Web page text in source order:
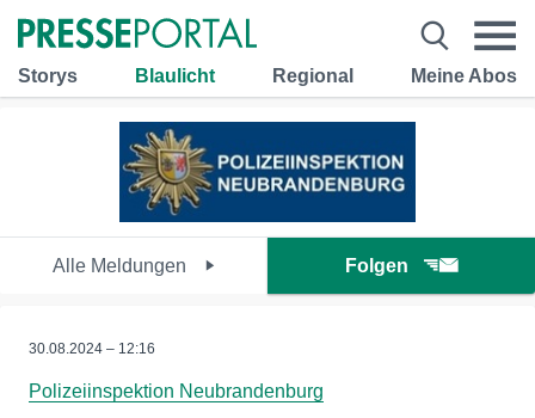
Storys Blaulicht Regional Meine Abos
Alle Meldungen Folgen
30.08.2024 – 12:16
Polizeiinspektion Neubrandenburg